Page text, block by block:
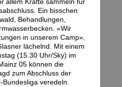
Ein bisschen
Behandlungen,
«Wir
in unserem Camp»,
lächelnd. Mit einem
(15.30 Uhr/Sky) im
05 können die
zum Abschluss der
veredeln.